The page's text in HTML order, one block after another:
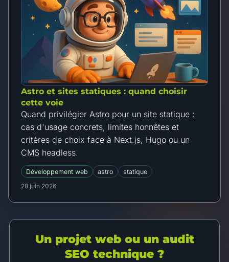
Astro et sites statiques : quand choisir
cette voie
Quand privilégier Astro pour un site statique :
cas d'usage concrets, limites honnêtes et
critères de choix face à Next.js, Hugo ou un
CMS headless.
Développement web astro
statique
28 juin 2026
Un projet web ou un audit
SEO technique ?